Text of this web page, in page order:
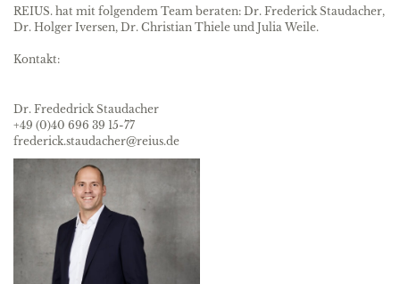
REIUS. hat mit folgendem Team beraten: Dr. Frederick Staudacher,
Dr. Holger Iversen, Dr. Christian Thiele und Julia Weile.
Kontakt:
Dr. Frededrick Staudacher
+49 (0)40 696 39 15-77
frederick.staudacher@reius.de